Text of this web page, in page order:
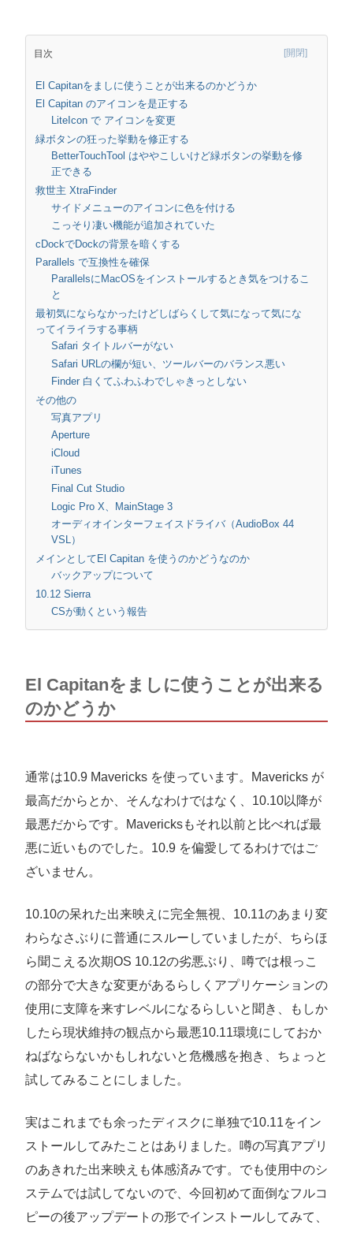
目次
El Capitanをましに使うことが出来るのかどうか
El Capitan のアイコンを是正する
LiteIcon で アイコンを変更
緑ボタンの狂った挙動を修正する
BetterTouchTool はややこしいけど緑ボタンの挙動を修
正できる
救世主 XtraFinder
サイドメニューのアイコンに色を付ける
こっそり凄い機能が追加されていた
cDockでDockの背景を暗くする
Parallels で互換性を確保
ParallelsにMacOSをインストールするとき気をつけるこ
と
最初気にならなかったけどしばらくして気になって気にな
ってイライラする事柄
Safari タイトルバーがない
Safari URLの欄が短い、ツールバーのバランス悪い
Finder 白くてふわふわでしゃきっとしない
その他の
写真アプリ
Aperture
iCloud
iTunes
Final Cut Studio
Logic Pro X、MainStage 3
オーディオインターフェイスドライバ（AudioBox 44
VSL）
メインとしてEl Capitan を使うのかどうなのか
バックアップについて
10.12 Sierra
CSが動くという報告
El Capitanをましに使うことが出来る
のかどうか
通常は10.9 Mavericks を使っています。Mavericks が
最高だからとか、そんなわけではなく、10.10以降が
最悪だからです。Mavericksもそれ以前と比べれば最
悪に近いものでした。10.9 を偏愛してるわけではご
ざいません。
10.10の呆れた出来映えに完全無視、10.11のあまり変
わらなさぶりに普通にスルーしていましたが、ちらほ
ら聞こえる次期OS 10.12の劣悪ぶり、噂では根っこ
の部分で大きな変更があるらしくアプリケーションの
使用に支障を来すレベルになるらしいと聞き、もしか
したら現状維持の観点から最悪10.11環境にしておか
ねばならないかもしれないと危機感を抱き、ちょっと
試してみることにしました。
実はこれまでも余ったディスクに単独で10.11をイン
ストールしてみたことはありました。噂の写真アプリ
のあきれた出来映えも体感済みです。でも使用中のシ
ステムでは試してないので、今回初めて面倒なフルコ
ピーの後アップデートの形でインストールしてみて、